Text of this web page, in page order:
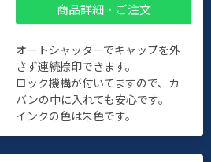
商品詳細・ご注文
オートシャッターでキャップを外
さず連続捺印できます。
ロック機構が付いてますので、カ
バンの中に入れても安心です。
インクの色は朱色です。